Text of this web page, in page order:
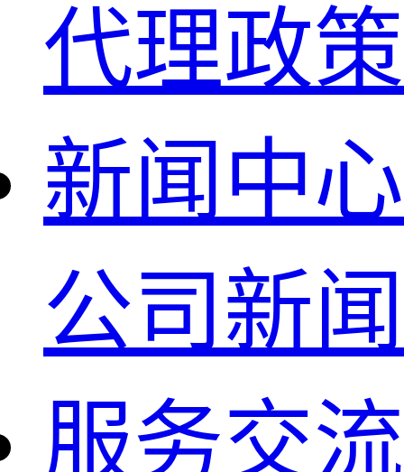
代理政策
新闻中心
公司新闻
服务交流